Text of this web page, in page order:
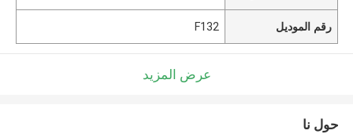
رقم الموديل F132
عرض المزيد
حول نا